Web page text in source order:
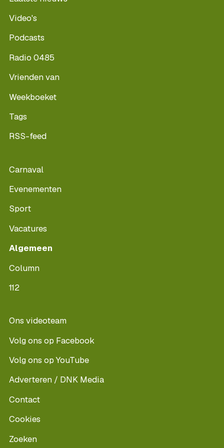
Video's
Podcasts
Radio 0485
Vrienden van
Weekboeket
Tags
RSS-feed
Carnaval
Evenementen
Sport
Vacatures
Algemeen
Column
112
Ons videoteam
Volg ons op Facebook
Volg ons op YouTube
Adverteren / DNK Media
Contact
Cookies
Zoeken